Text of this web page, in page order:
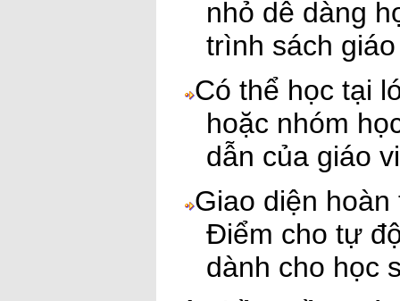
nhỏ dễ dàng
trình sách
Có thể học tại
hoặc nhóm
dẫn của giáo
Giao diện
Điểm cho tự
dành cho học